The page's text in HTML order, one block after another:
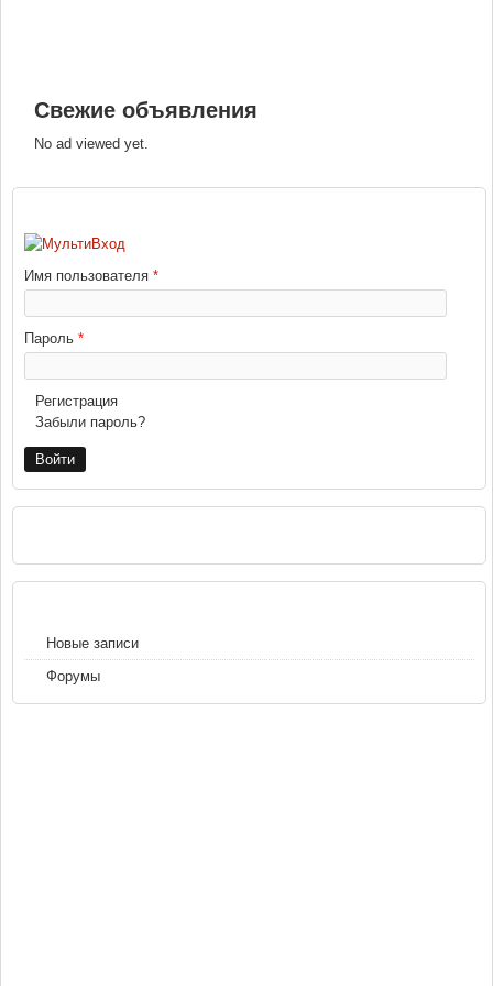
Свежие объявления
No ad viewed yet.
Имя пользователя *
Пароль *
Регистрация
Забыли пароль?
Новые записи
Форумы